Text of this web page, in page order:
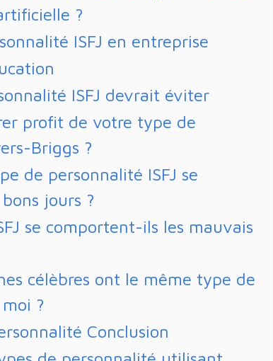
?
ISFJ en entreprise
ISFJ devrait éviter
profit de votre type de
Briggs ?
de personnalité ISFJ se
jours ?
se comportent-ils les mauvais
célèbres ont le même type de
?
Conclusion